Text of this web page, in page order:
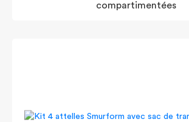
compartimentées